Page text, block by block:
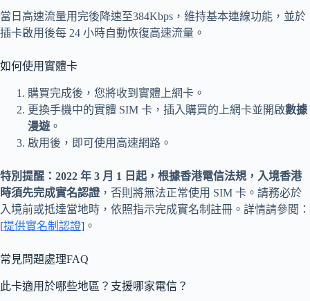
當日高速流量用完後降速至384Kbps，維持基本連線功能，並於
插卡啟用後每 24 小時自動恢復高速流量。
如何使用實體卡
購買完成後，您將收到實體上網卡。
更換手機中的實體 SIM 卡，插入購買的上網卡並開啟數據
漫遊 。
啟用後，即可使用高速網路。
特別提醒：2022 年 3 月 1 日起，根據香港電信法規，入境香港
時須先完成實名認證 ，否則將無法正常使用 SIM 卡。請務必於
入境前或抵達當地時，依照指示完成實名制註冊。詳情請參閱：
[提供實名制認證]。
常見問題處理FAQ
此卡適用於哪些地區？支援哪家電信？